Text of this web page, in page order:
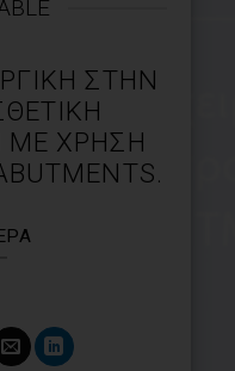
ΣΤΗΝ
ΜΕ ΧΡΉΣΗ